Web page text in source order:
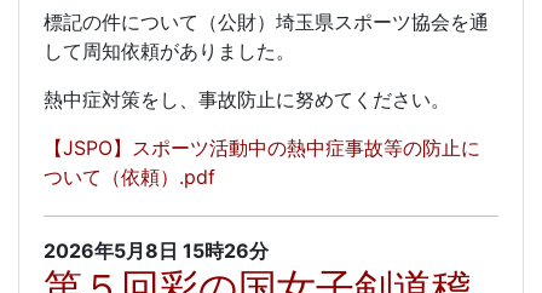
標記の件について（公財）埼玉県スポーツ協会を通
して周知依頼がありました。
熱中症対策をし、事故防止に努めてください。
【JSPO】スポーツ活動中の熱中症事故等の防止に
ついて（依頼）.pdf
2026年5月8日 15時26分